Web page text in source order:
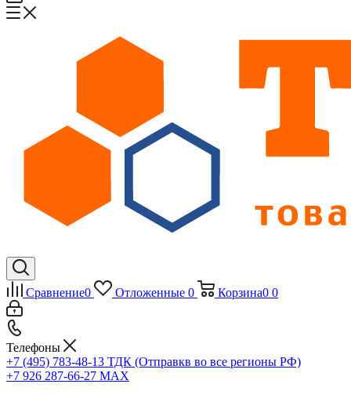
Сравнение0 Отложенные 0 Корзина0 0
Телефоны
+7 (495) 783-48-13 ТДК (Отправкв во все регионы РФ)
+7 926 287-66-27 МАХ